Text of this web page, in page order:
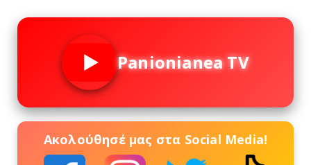
Panionianea TV
Ακολούθησέ μας στα Social Media!